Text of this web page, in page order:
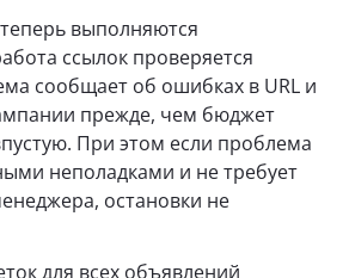
выполняются
ссылок проверяется
сообщает об ошибках в URL и
прежде, чем бюджет
При этом если проблема
неполадками и не требует
остановки не
для всех объявлений